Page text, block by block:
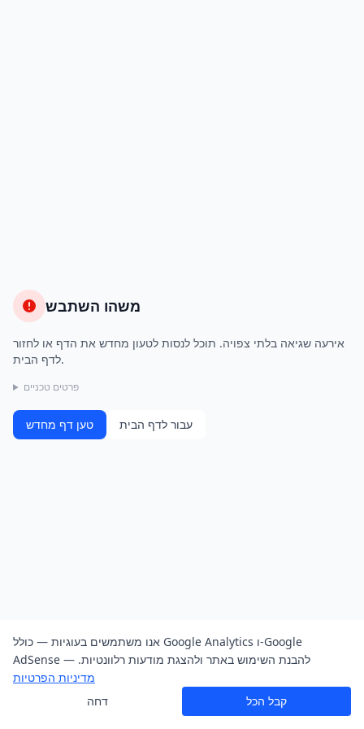
משהו השתבש
אירעה שגיאה בלתי צפויה. תוכל לנסות לטעון מחדש את הדף או לחזור
לדף הבית.
פרטים טכניים
טען דף מחדש עבור לדף הבית
אנו משתמשים בעוגיות — כולל Google Analytics ו-Google
AdSense — להבנת השימוש באתר ולהצגת מודעות רלוונטיות.
מדיניות הפרטיות
דחה
קבל הכל